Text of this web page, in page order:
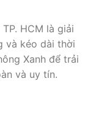
HCM là giải
và kéo dài thời
Xanh để trải
và uy tín.